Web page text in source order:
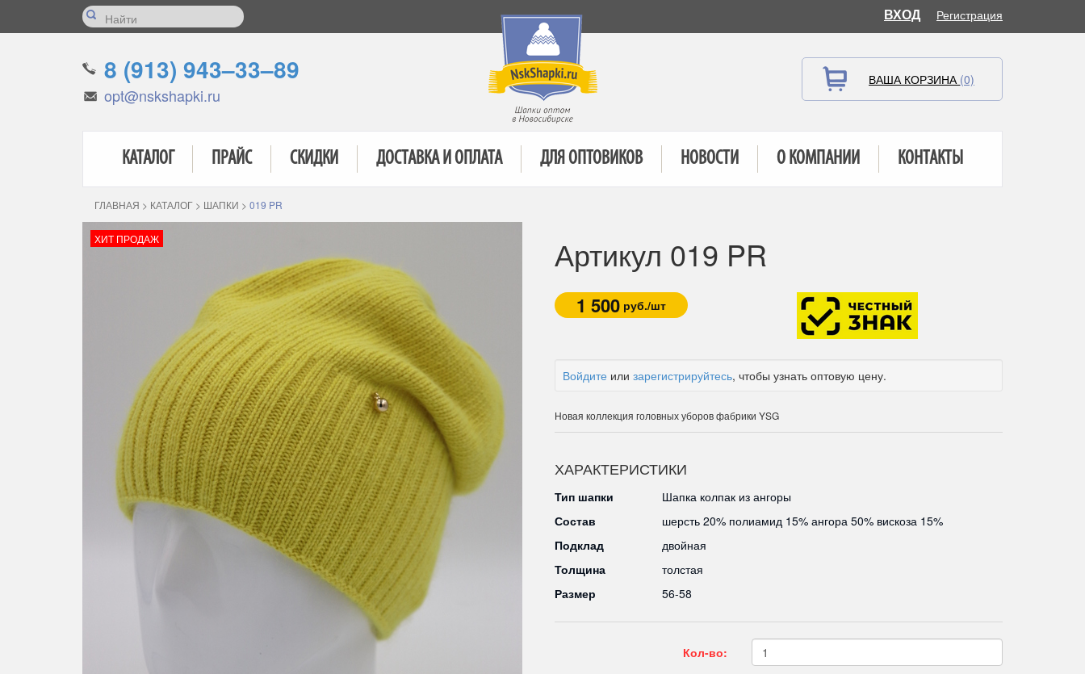
ВХОД Регистрация
8 (913) 943–33–89
opt@nskshapki.ru
ВАША КОРЗИНА (0)
КАТАЛОГ ПРАЙС СКИДКИ ДОСТАВКА И ОПЛАТА ДЛЯ ОПТОВИКОВ НОВОСТИ О КОМПАНИИ КОНТАКТЫ
ГЛАВНАЯ > КАТАЛОГ > ШАПКИ > 019 PR
ХИТ ПРОДАЖ Артикул 019 PR
1 500 руб./шт
Войдите или зарегистрируйтесь, чтобы узнать оптовую цену.
Новая коллекция головных уборов фабрики YSG
ХАРАКТЕРИСТИКИ
Тип шапки
Шапка колпак из ангоры
Состав
шерсть 20% полиамид 15% ангора 50% вискоза 15%
Подклад
двойная
Толщина
толстая
Размер
56-58
Кол-во: